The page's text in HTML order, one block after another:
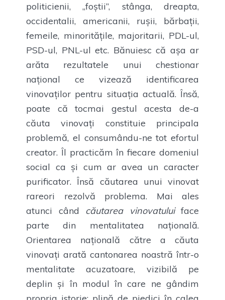
politicienii, „foștii”, stânga, dreapta,
occidentalii, americanii, rușii, bărbații,
femeile, minoritățile, majoritarii, PDL-ul,
PSD-ul, PNL-ul etc. Bănuiesc că așa ar
arăta rezultatele unui chestionar
național ce vizează identificarea
vinovaților pentru situația actuală. Însă,
poate că tocmai gestul acesta de-a
căuta vinovați constituie principala
problemă, el consumându-ne tot efortul
creator. Îl practicăm în fiecare domeniul
social ca și cum ar avea un caracter
purificator. Însă căutarea unui vinovat
rareori rezolvă problema. Mai ales
atunci când căutarea vinovatuluiface
parte din mentalitatea națională.
Orientarea națională către a căuta
vinovați arată cantonarea noastră într-o
mentalitate acuzatoare, vizibilă pe
deplin și în modul în care ne gândim